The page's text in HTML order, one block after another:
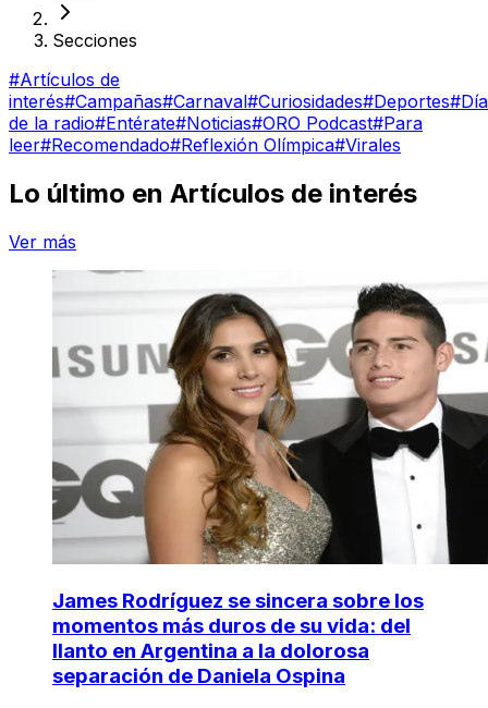
Secciones
#Artículos de
interés#Campañas#Carnaval#Curiosidades#Deportes#Día
de la radio#Entérate#Noticias#ORO Podcast#Para
leer#Recomendado#Reflexión Olímpica#Virales
Lo último en Artículos de interés
Ver más
James Rodríguez se sincera sobre los
momentos más duros de su vida: del
llanto en Argentina a la dolorosa
separación de Daniela Ospina